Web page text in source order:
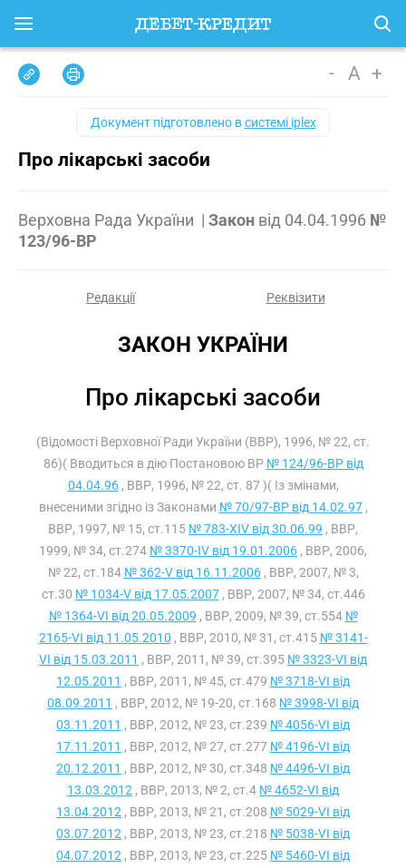
- A +
Документ підготовлено всистемі iplex
Про лікарські засоби
Верховна Рада України | Закон від 04.04.1996 №
123/96-ВР
Редакції Реквізити
ЗАКОН УКРАЇНИ
Про лікарські засоби
(Відомості Верховної Ради України (ВВР), 1996, № 22, ст.
86)( Вводиться в дію Постановою ВР № 124/96-ВР від
04.04.96, ВВР, 1996, № 22, ст. 87 )( Із змінами,
внесеними згідно із Законами № 70/97-ВР від 14.02.97,
ВВР, 1997, № 15, ст.115 № 783-XIV від 30.06.99 , ВВР,
1999, № 34, ст.274 № 3370-IV від 19.01.2006 , ВВР, 2006,
№ 22, ст.184 № 362-V від 16.11.2006, ВВР, 2007, № 3,
ст.30 № 1034-V від 17.05.2007, ВВР, 2007, № 34, ст.446
№ 1364-VI від 20.05.2009 , ВВР, 2009, № 39, ст.554 №
2165-VI від 11.05.2010 , ВВР, 2010, № 31, ст.415 № 3141-
VI від 15.03.2011 , ВВР, 2011, № 39, ст.395 № 3323-VI від
12.05.2011 , ВВР, 2011, № 45, ст.479 № 3718-VI від
08.09.2011 , ВВР, 2012, № 19-20, ст.168 № 3998-VI від
03.11.2011 , ВВР, 2012, № 23, ст.239 № 4056-VI від
17.11.2011 , ВВР, 2012, № 27, ст.277 № 4196-VI від
20.12.2011 , ВВР, 2012, № 30, ст.348 № 4496-VI від
13.03.2012 , ВВР, 2013, № 2, ст.4 № 4652-VI від
13.04.2012 , ВВР, 2013, № 21, ст.208 № 5029-VI від
03.07.2012 , ВВР, 2013, № 23, ст.218 № 5038-VI від
04.07.2012 , ВВР, 2013, № 23, ст.225 № 5460-VI від